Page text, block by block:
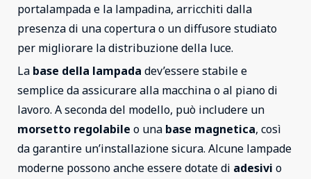
portalampada e la lampadina, arricchiti dalla
presenza di una copertura o un diffusore studiato
per migliorare la distribuzione della luce.
La base della lampada dev’essere stabile e
semplice da assicurare alla macchina o al piano di
lavoro. A seconda del modello, può includere un
morsetto regolabile o una base magnetica, così
da garantire un’installazione sicura. Alcune lampade
moderne possono anche essere dotate di adesivi o